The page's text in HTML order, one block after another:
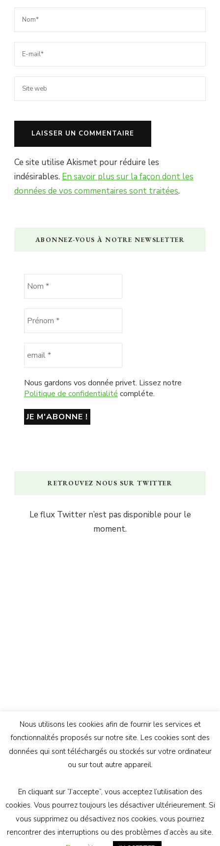
Ce site utilise Akismet pour réduire les
indésirables. En savoir plus sur la façon dont les
données de vos commentaires sont traitées.
ABONNEZ-VOUS À NOTRE NEWSLETTER
Nous gardons vos donnée privet. Lissez notre
Politique de confidentialité compléte.
RETROUVEZ NOUS SUR TWITTER
Le flux Twitter n’est pas disponible pour le
moment.
© Copyright 2026 Génération Athée
. Tous droits
Vilva | Développé par
Propulsé par
politique de confidentialité
Nous utilisons les cookies afin de fournir les services et
fonctionnalités proposés sur notre site. Les cookies sont des
données qui sont téléchargés ou stockés sur votre ordinateur
ou sur tout autre appareil.
En cliquant sur ”J’accepte”, vous acceptez l’utilisation des
cookies. Vous pourrez toujours les désactiver ultérieurement. Si
vous supprimez ou désactivez nos cookies, vous pourriez
rencontrer des interruptions ou des problèmes d’accès au site.